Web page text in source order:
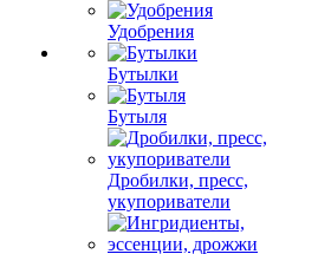
Удобрения
Бутылки
Бутыля
Дробилки, пресс,
укупориватели